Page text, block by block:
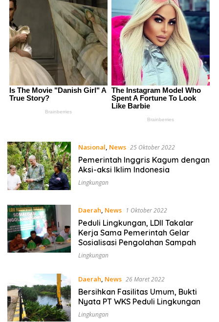
Nasional, News 25 Oktober 2022
Pemerintah Inggris Kagum dengan
Aksi-aksi Iklim Indonesia
Lingkungan
Daerah, News 1 Oktober 2022
Peduli Lingkungan, LDII Takalar
Kerja Sama Pemerintah Gelar
Sosialisasi Pengolahan Sampah
Lingkungan
Daerah, News 26 Maret 2022
Bersihkan Fasilitas Umum, Bukti
Nyata PT WKS Peduli Lingkungan
Lingkungan